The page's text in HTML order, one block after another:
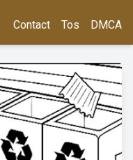
Contact Tos DMCA